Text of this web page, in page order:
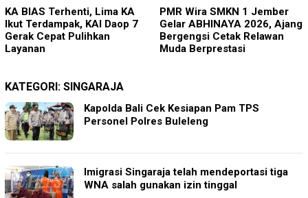
PMR Wira SMKN 1 Jember
Gelar ABHINAYA 2026, Ajang
Bergengsi Cetak Relawan
Muda Berprestasi
Imigrasi Ponorogo Deportasi
Satu WN Tiongkok
Salahgunakan Ijin Tinggal
KATEGORI: SINGARAJA
Kapolda Bali Cek Kesiapan Pam TPS
Personel Polres Buleleng
Imigrasi Singaraja telah mendeportasi tiga
WNA salah gunakan izin tinggal